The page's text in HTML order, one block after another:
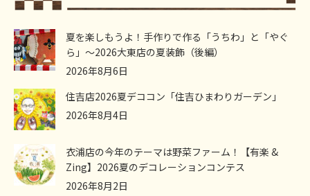
夏を楽しもうよ！手作りで作る「うちわ」と「やぐ
ら」～2026大東店の夏装飾（後編）
2026年8月6日
住吉店2026夏デココン「住吉ひまわりガーデン」
2026年8月4日
衣浦店の今年のテーマは野菜ファーム！【有楽 &
Zing】2026夏のデコレーションコンテス
2026年8月2日